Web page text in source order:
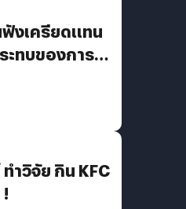
งเครียดแทน
ะทบของการ
ำวิจัย กิน KFC
!